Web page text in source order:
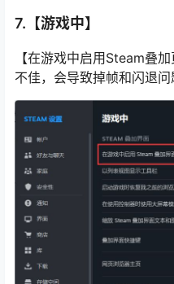
7.【游戏中】
【在游戏中启用Steam叠
不佳，会导致掉帧和闪退